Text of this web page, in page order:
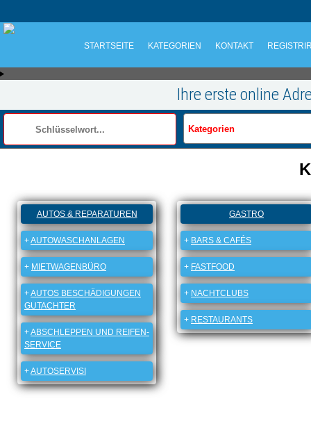
STARTSEITE KATEGORIEN KONTAKT
Ihre erste online
AUTOS & REPARATUREN
+AUTOWASCHANLAGEN
+ MIETWAGENBÜRO
+AUTOS BESCHÄDIGUNGEN
GUTACHTER
+ABSCHLEPPEN UND REIFEN-
SERVICE
+AUTOSERVISI
GASTRO
+ BARS & CAFÉS
+ FASTFOOD
+ NACHTCLUBS
+ RESTAURANTS